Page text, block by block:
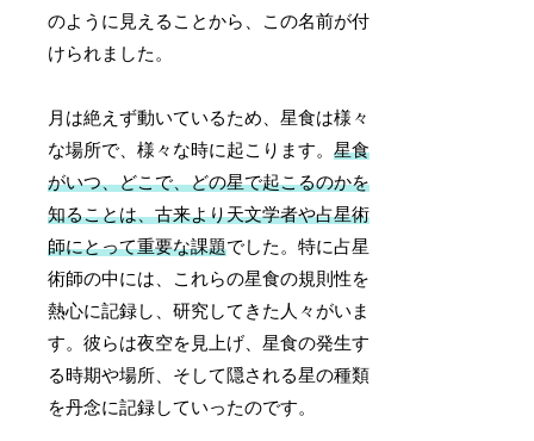
のように見えることから、この名前が付
けられました。
月は絶えず動いているため、星食は様々
な場所で、様々な時に起こります。星食
がいつ、どこで、どの星で起こるのかを
知ることは、古来より天文学者や占星術
師にとって重要な課題でした。特に占星
術師の中には、これらの星食の規則性を
熱心に記録し、研究してきた人々がいま
す。彼らは夜空を見上げ、星食の発生す
る時期や場所、そして隠される星の種類
を丹念に記録していったのです。